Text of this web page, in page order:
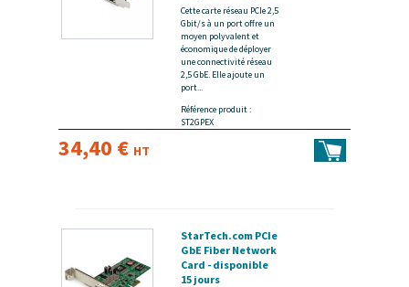
Cette carte réseau PCIe 2,5
Gbit/s à un port offre un
moyen polyvalent et
économique de déployer
une connectivité réseau
2,5 GbE. Elle ajoute un
port...
Référence produit :
ST2GPEX
34,40 € HT
StarTech.com PCIe
GbE Fiber Network
Card - disponible
15 jours